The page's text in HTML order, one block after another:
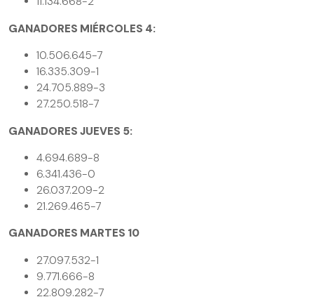
GANADORES MIÉRCOLES 4:
10.506.645-7
16.335.309-1
24.705.889-3
27.250.518-7
GANADORES JUEVES 5:
4.694.689-8
6.341.436-0
26.037.209-2
21.269.465-7
GANADORES MARTES 10
27.097.532-1
9.771.666-8
22.809.282-7